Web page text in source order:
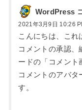
WordPress
2021年3月9日 10:26
こんにちは、これ
コメントの承認、
ードの「コメント
コメントのアバタ
す。